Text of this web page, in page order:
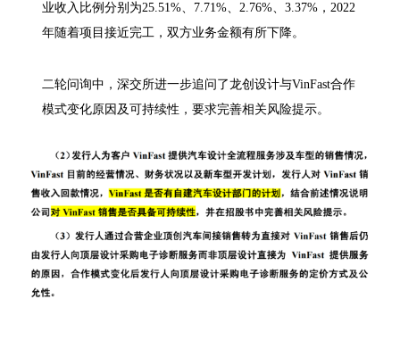
业收入比例分别为25.51%、7.71%、2.76%、3.37%，2022
年随着项目接近完工，双方业务金额有所下降。
二轮问询中，深交所进一步追问了龙创设计与VinFast合作
模式变化原因及可持续性，要求完善相关风险提示。